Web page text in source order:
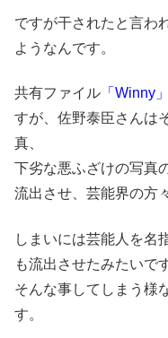
ですが干されたと言わ
ようなんです。
共有ファイル 「Winny」
すが、佐野泰臣さんは
真、
下劣な悪ふざけの写真
流出させ、芸能界の方
しまいには芸能人を名
も流出させたみたいで
そんな事してしまう様
す。